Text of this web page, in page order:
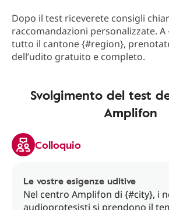
Dopo il test riceverete consigli
raccomandazioni personalizzate.
tutto il cantone {#region},
dell’udito gratuito e completo.
Svolgimento del test
Amplifon
Colloquio
Le vostre esigenze uditive
Nel centro Amplifon di {#city}, i
audioprotesisti si prendono il